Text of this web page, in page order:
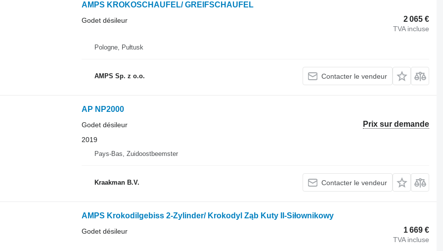
AMPS KROKOSCHAUFEL/ GREIFSCHAUFEL
2 065 €
TVA incluse
Godet désileur
Pologne, Pułtusk
AMPS Sp. z o.o. Contacter le vendeur
AP NP2000
Prix sur demande
Godet désileur
2019
Pays-Bas, Zuidoostbeemster
Kraakman B.V. Contacter le vendeur
AMPS Krokodilgebiss 2-Zylinder/ Krokodyl Ząb Kuty II-Siłownikowy
1 669 €
TVA incluse
Godet désileur